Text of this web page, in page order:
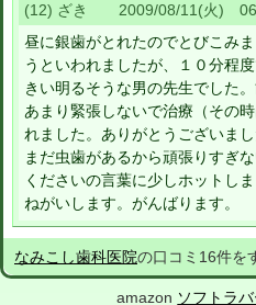
(12) ざき 2009/08/11(火)
昼に銀歯がとれたのでとびこみ
うといわれましたが、１０分程
きい明るそうな男の先生でした
あまり緊張しないで治療（その
れました。ありがとうございまし
まだ虫歯があるから頑張りすぎ
くださいの言葉に少しホットし
ねがいします。がんばります。
なみこし歯科医院の口コミ16件を
amazon ソフトラ